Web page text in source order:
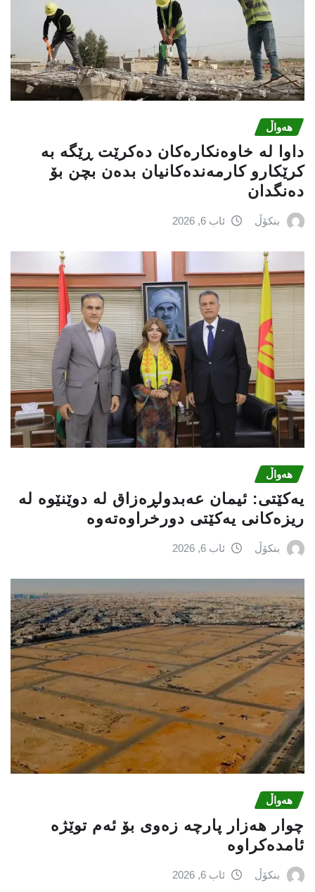
هەواڵ
داوا لە خاوەنکارەکان دەکرێت ڕێگە بە
کرێکارو کارمەندەکانیان بدەن بچن بۆ
دەنگدان
بنکۆڵ ئاب 6, 2026
هەواڵ
یه‌كێتی: ئیمان عه‌بدولڕه‌زاق له‌ دوێنێوه‌ له‌
ریزه‌كانی یه‌كێتی دورخراوه‌ته‌وه‌
بنکۆڵ ئاب 6, 2026
هەواڵ
چوار هەزار پارچە زەوی بۆ ئەم توێژە
ئامدەکراوە
بنکۆڵ ئاب 6, 2026